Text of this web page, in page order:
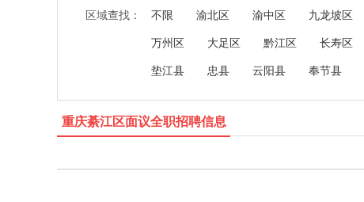
区域查找： 不限 渝北区 渝中区 九龙坡区
万州区 大足区 黔江区 长寿区
垫江县 忠县 云阳县 奉节县
重庆綦江区面议全职招聘信息